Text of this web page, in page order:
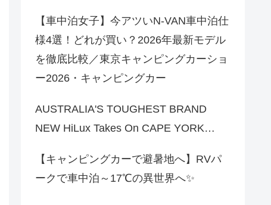
【車中泊女子】今アツいN-VAN車中泊仕
様4選！どれが買い？2026年最新モデル
を徹底比較／東京キャンピングカーショ
ー2026・キャンピングカー
AUSTRALIA'S TOUGHEST BRAND
NEW HiLux Takes On CAPE YORK…
【キャンピングカーで避暑地へ】RVパ
ークで車中泊～17℃の異世界へ✨